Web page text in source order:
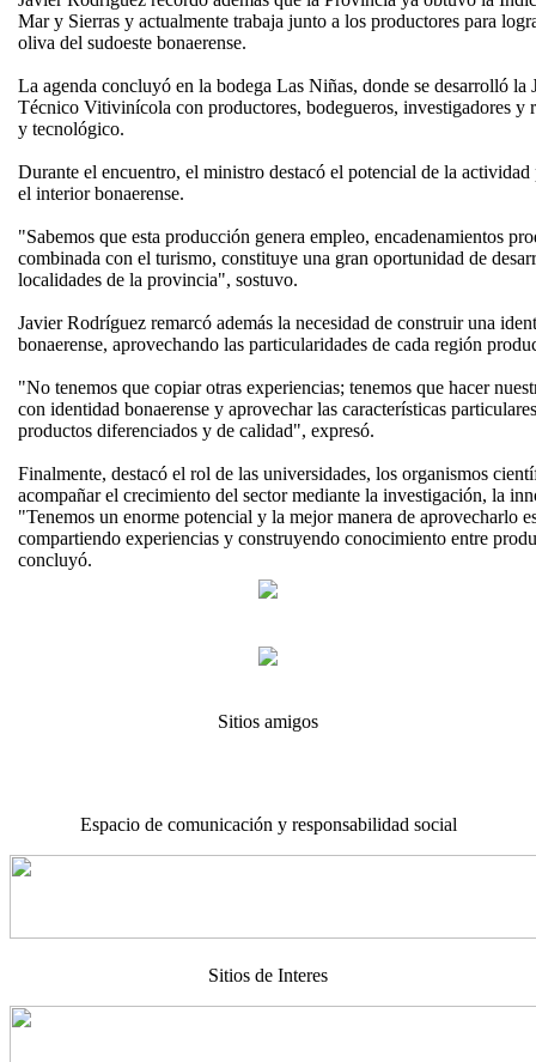
Mar y Sierras y actualmente trabaja junto a los productores para
oliva del sudoeste bonaerense.
La agenda concluyó en la bodega Las Niñas, donde se desarrolló la
Técnico Vitivinícola con productores, bodegueros, investigadores y
y tecnológico.
Durante el encuentro, el ministro destacó el potencial de la
el interior bonaerense.
"Sabemos que esta producción genera empleo, encadenamientos
combinada con el turismo, constituye una gran oportunidad de
localidades de la provincia", sostuvo.
Javier Rodríguez remarcó además la necesidad de construir una
bonaerense, aprovechando las particularidades de cada región
"No tenemos que copiar otras experiencias; tenemos que hacer
con identidad bonaerense y aprovechar las características
productos diferenciados y de calidad", expresó.
Finalmente, destacó el rol de las universidades, los organismos
acompañar el crecimiento del sector mediante la investigación, la
"Tenemos un enorme potencial y la mejor manera de aprovecharlo
compartiendo experiencias y construyendo conocimiento entre
concluyó.
Sitios amigos
Espacio de comunicación y responsabilidad social
Sitios de Interes